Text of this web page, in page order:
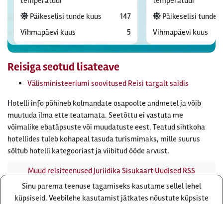
Päikeselisi tunde kuus
147
Vihmapäevi kuus
5
Päikeselisi tunde
Vihmapäevi kuus
Reisiga seotud lisateave
Välisministeeriumi soovitused Reisi targalt saidis
Hotelli info põhineb kolmandate osapoolte andmetel ja võib
muutuda ilma ette teatamata. Seetõttu ei vastuta me
võimalike ebatäpsuste või muudatuste eest. Teatud sihtkoha
hotellides tuleb kohapeal tasuda turismimaks, mille suurus
sõltub hotelli kategooriast ja viibitud ööde arvust.
Küsi pakkumist
Muud reisiteenusedJuriidikaSisukaart Uudised RSS
uudisvoogFirmastÄrikliendileOtsi infot meie saidist
Sinu parema teenuse tagamiseks kasutame sellel lehel
küpsiseid. Veebilehe kasutamist jätkates nõustute küpsiste